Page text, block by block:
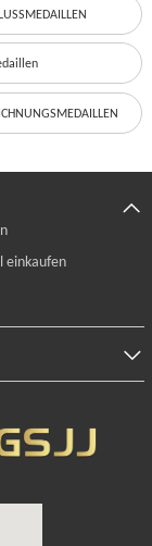
einkaufen